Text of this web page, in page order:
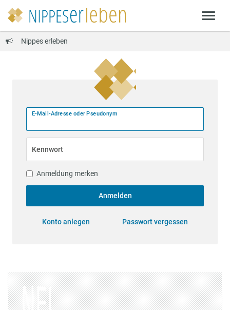
Nippes erleben
E-Mail-Adresse oder Pseudonym
Kennwort
Anmeldung merken
Anmelden
Konto anlegen Passwort vergessen